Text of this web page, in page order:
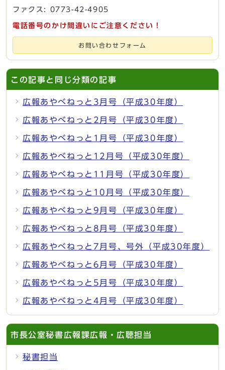
ファクス: 0773-42-4905
電話番号のかけ間違いにご注意ください！
お問い合わせフォーム
この記事と同じ分類の記事
広報あやべねっと3月号（平成30年度）
広報あやべねっと2月号（平成30年度）
広報あやべねっと1月号（平成30年度）
広報あやべねっと12月号（平成30年度）
広報あやべねっと11月号（平成30年度）
広報あやべねっと10月号（平成30年度）
広報あやべねっと9月号（平成30年度）
広報あやべねっと8月号（平成30年度）
広報あやべねっと7月号、号外（平成30年度）
広報あやべねっと6月号（平成30年度）
広報あやべねっと5月号（平成30年度）
広報あやべねっと4月号（平成30年度）
市長公室秘書広報課広報・広聴担当
秘書担当